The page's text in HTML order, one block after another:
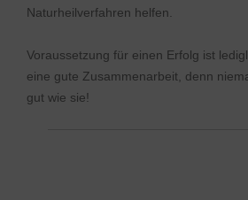
Naturheilverfahren helfen.
Voraussetzung für einen Erfolg ist
eine gute Zusammenarbeit, denn
gut wie sie!